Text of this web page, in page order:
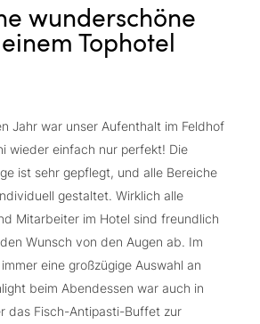
wunderschöne
Tophotel
Jahr war unser Aufenthalt im Feldhof
wieder einfach nur perfekt! Die
ist sehr gepflegt, und alle Bereiche
gestaltet. Wirklich alle
Mitarbeiter im Hotel sind freundlich
Wunsch von den Augen ab. Im
eine großzügige Auswahl an
beim Abendessen war auch in
das Fisch-Antipasti-Buffet zur